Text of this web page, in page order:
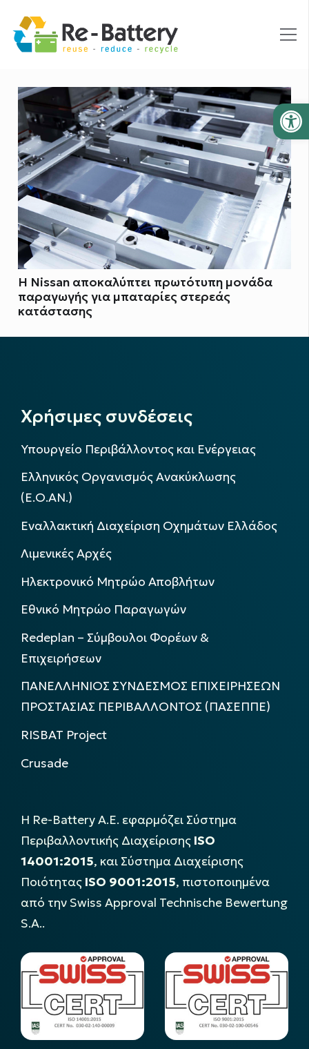
Η Nissan αποκαλύπτει πρωτότυπη μονάδα
παραγωγής για μπαταρίες στερεάς
κατάστασης
Χρήσιμες συνδέσεις
Υπουργείο Περιβάλλοντος και Ενέργειας
Ελληνικός Οργανισμός Ανακύκλωσης
(Ε.Ο.ΑΝ.)
Εναλλακτική Διαχείριση Οχημάτων Ελλάδος
Λιμενικές Αρχές
Ηλεκτρονικό Μητρώο Αποβλήτων
Εθνικό Μητρώο Παραγωγών
Redeplan – Σύμβουλοι Φορέων &
Επιχειρήσεων
ΠΑΝΕΛΛΗΝΙΟΣ ΣΥΝΔΕΣΜΟΣ ΕΠΙΧΕΙΡΗΣΕΩΝ
ΠΡΟΣΤΑΣΙΑΣ ΠΕΡΙΒΑΛΛΟΝΤΟΣ (ΠΑΣΕΠΠΕ)
RISBAT Project
Crusade
Η Re-Battery Α.Ε. εφαρμόζει Σύστημα
Περιβαλλοντικής Διαχείρισης ISO
14001:2015, και Σύστημα Διαχείρισης
Ποιότητας ISO 9001:2015, πιστοποιημένα
από την Swiss Approval Technische Bewertung
S.A..